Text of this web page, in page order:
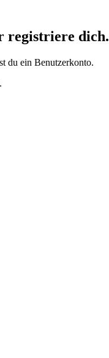
registriere dich.
du ein Benutzerkonto.